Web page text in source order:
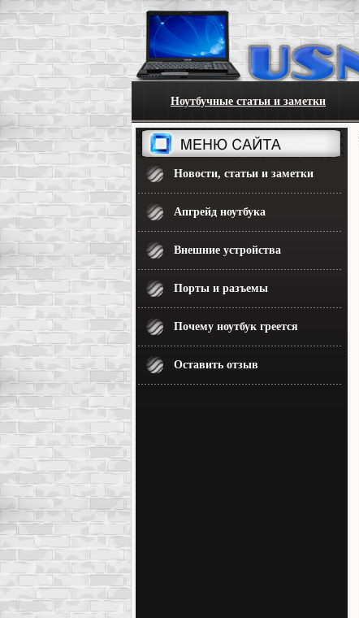
Ноутбучные статьи и заметки
Новости, статьи и заметки
Апгрейд ноутбука
Внешние устройства
Порты и разъемы
Почему ноутбук греется
Оставить отзыв